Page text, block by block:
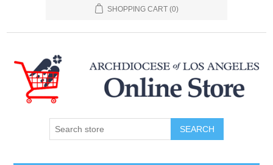
SHOPPING CART (0)
SEARCH